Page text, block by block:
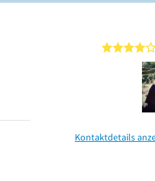
Kontaktdetails